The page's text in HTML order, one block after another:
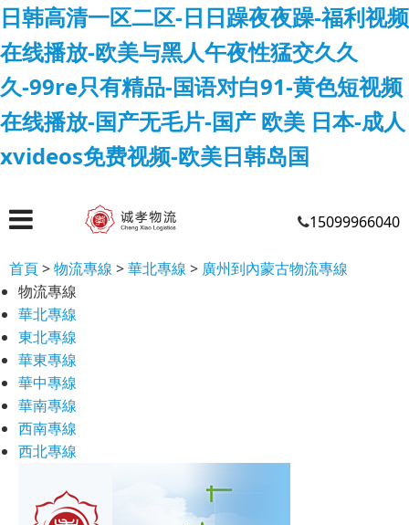
日韩高清一区二区-日日躁夜夜躁-福利视频
在线播放-欧美与黑人午夜性猛交久久
久-99re只有精品-国语对白91-黄色短视频
在线播放-国产无毛片-国产 欧美 日本-成人
xvideos免费视频-欧美日韩岛国
15099966040
首頁>物流專線 >華北專線 > 廣州到內蒙古物流專線
物流專線
華北專線
東北專線
華東專線
華中專線
華南專線
西南專線
西北專線